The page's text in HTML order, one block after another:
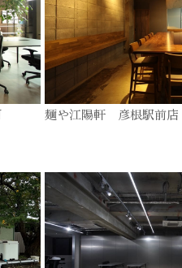
麺や江陽軒 彦根駅前店